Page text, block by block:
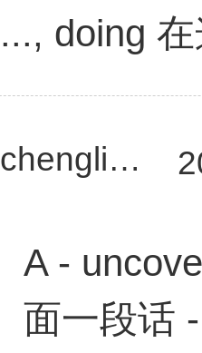
..., doing
chengliu31
A -
面一段话